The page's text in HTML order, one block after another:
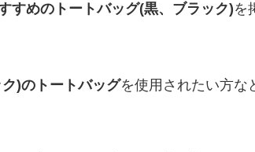
すめのトートバッグ(黒、ブラック)を
)のトートバッグを使用されたい方な